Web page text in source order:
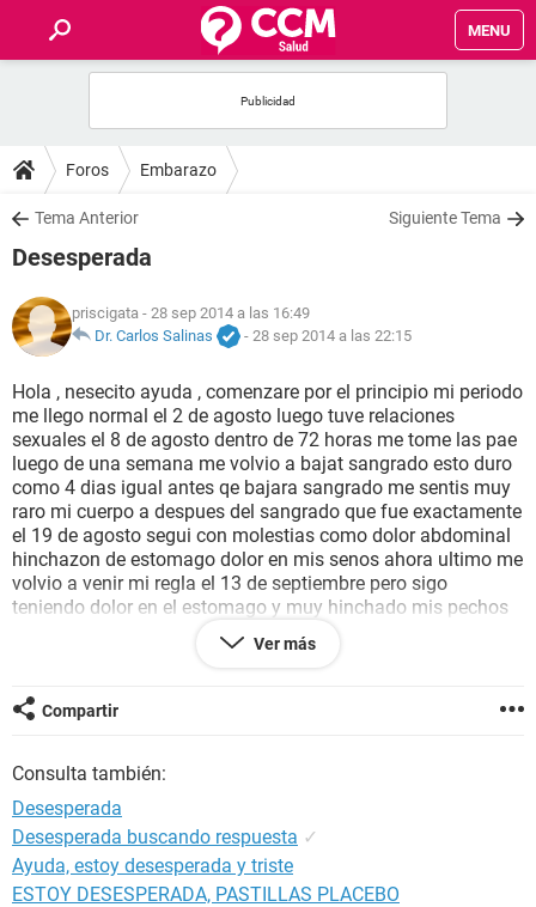
MENU
FOROS
SALUD
NUTRICIÓN
BIENESTAR
SEXUALIDAD
GLOSARIO
Foros Embarazo
Tema Anterior Siguiente Tema
Desesperada
priscigata - 28 sep 2014 a las 16:49
Dr. Carlos Salinas
- 28 sep 2014 a las 22:15
Hola , nesecito ayuda , comenzare por el principio mi periodo
me llego normal el 2 de agosto luego tuve relaciones
sexuales el 8 de agosto dentro de 72 horas me tome las pae
luego de una semana me volvio a bajat sangrado esto duro
como 4 dias igual antes qe bajara sangrado me sentis muy
raro mi cuerpo a despues del sangrado que fue exactamente
el 19 de agosto segui con molestias como dolor abdominal
hinchazon de estomago dolor en mis senos ahora ultimo me
volvio a venir mi regla el 13 de septiembre pero sigo
teniendo dolor en el estomago y muy hinchado mis pechos
igual se notan distintos nose que pensar lo otro es que lad
pastillas pae me la eh tomado 3 veces seguido dentro de 2
Ver más
Compartir
Consulta también:
Desesperada
Desesperada buscando respuesta ✓
Ayuda, estoy desesperada y triste
ESTOY DESESPERADA, PASTILLAS PLACEBO